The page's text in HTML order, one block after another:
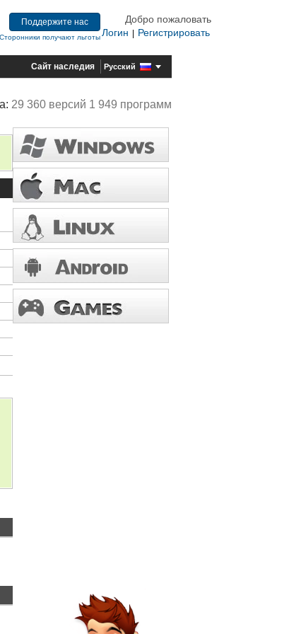
Поддержите нас
Сторонники получают льготы
Добро пожаловать
Логин
Регистрировать
Сайт наследия Русский
29 360 версий 1 949 программ